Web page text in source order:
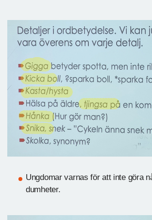
Ungdomar varnas för att inte göra
dumheter.